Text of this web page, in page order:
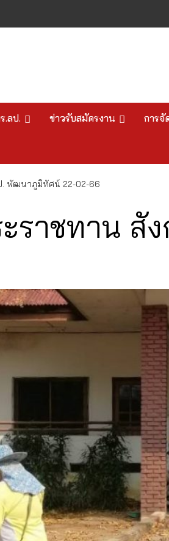
.ลป. ข่าวรับสมัครงาน การจั
. พัฒนาภูมิทัศน์ 22-02-66
ราชทาน